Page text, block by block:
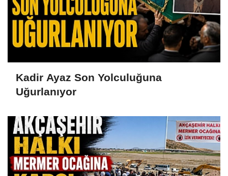
Kadir Ayaz Son Yolculuğuna
Uğurlanıyor